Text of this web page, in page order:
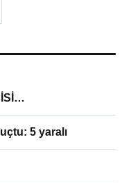
5 yaralı